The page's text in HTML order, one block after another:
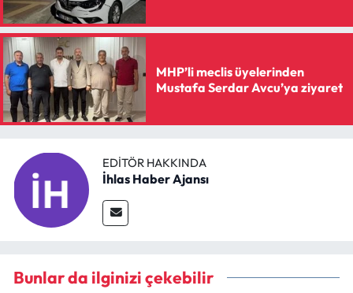
MHP’li meclis üyelerinden
Mustafa Serdar Avcu’ya ziyaret
EDITÖR HAKKINDA
İhlas Haber Ajansı
Bunlar da ilginizi çekebilir